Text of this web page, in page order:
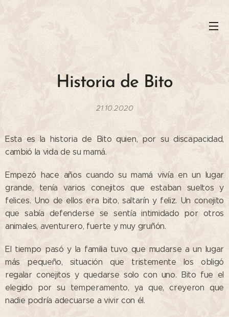
Historia de Bito
21.10.2020
Esta es la historia de Bito quien, por su discapacidad,
cambió la vida de su mamá.
Empezó hace años cuando su mamá vivía en un lugar
grande, tenía varios conejitos que estaban sueltos y
felices. Uno de ellos era bito, saltarín y feliz. Un conejito
que sabía defenderse se sentía intimidado por otros
animales, aventurero, fuerte y muy gruñón.
El tiempo pasó y la familia tuvo que mudarse a un lugar
más pequeño, situación que tristemente los obligó
regalar conejitos y quedarse solo con uno. Bito fue el
elegido por su temperamento, ya que, creyeron que
nadie podría adecuarse a vivir con él.